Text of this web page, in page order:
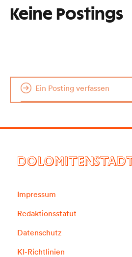
Keine Postings
Ein Posting verfassen
DOLOMITENSTADT
Impressum
Redaktionsstatut
Datenschutz
KI-Richtlinien